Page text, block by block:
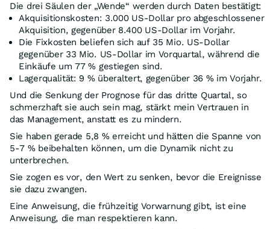
Die drei Säulen der „Wende“ werden durch Daten bestätigt:
Akquisitionskosten: 3.000 US-Dollar pro abgeschlossener
Akquisition, gegenüber 8.400 US-Dollar im Vorjahr.
Die Fixkosten beliefen sich auf 35 Mio. US-Dollar
gegenüber 33 Mio. US-Dollar im Vorquartal, während die
Einkäufe um 77 % gestiegen sind.
Lagerqualität: 9 % überaltert, gegenüber 36 % im Vorjahr.
Und die Senkung der Prognose für das dritte Quartal, so
schmerzhaft sie auch sein mag, stärkt mein Vertrauen in
das Management, anstatt es zu mindern.
Sie haben gerade 5,8 % erreicht und hätten die Spanne von
5-7 % beibehalten können, um die Dynamik nicht zu
unterbrechen.
Sie zogen es vor, den Wert zu senken, bevor die Ereignisse
sie dazu zwangen.
Eine Anweisung, die frühzeitig Vorwarnung gibt, ist eine
Anweisung, die man respektieren kann.